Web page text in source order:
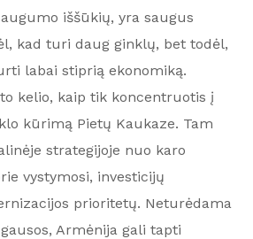
iššūkių, yra saugus
kad turi daug ginklų, bet todėl,
labai stiprią ekonomiką.
kelio, kaip tik koncentruotis į
kūrimą Pietų Kaukaze. Tam
strategijoje nuo karo
vystymosi, investicijų
prioritetų. Neturėdama
Armėnija gali tapti